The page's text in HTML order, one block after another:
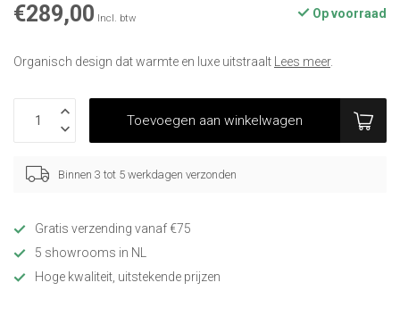
€289,00 Incl. btw Op voorraad
Organisch design dat warmte en luxe uitstraalt Lees meer.
Toevoegen aan winkelwagen
Binnen 3 tot 5 werkdagen verzonden
Gratis verzending vanaf €75
5 showrooms in NL
Hoge kwaliteit, uitstekende prijzen